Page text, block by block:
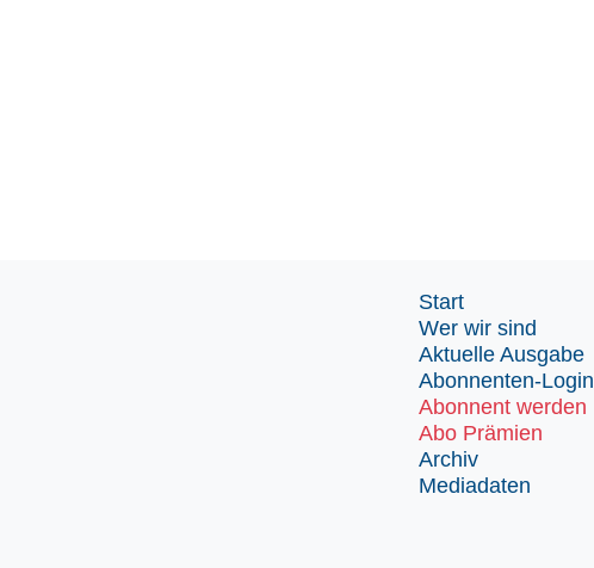
Start
Wer wir sind
Aktuelle Ausgabe
Abonnenten-Login
Abonnent werden
Abo Prämien
Archiv
Mediadaten